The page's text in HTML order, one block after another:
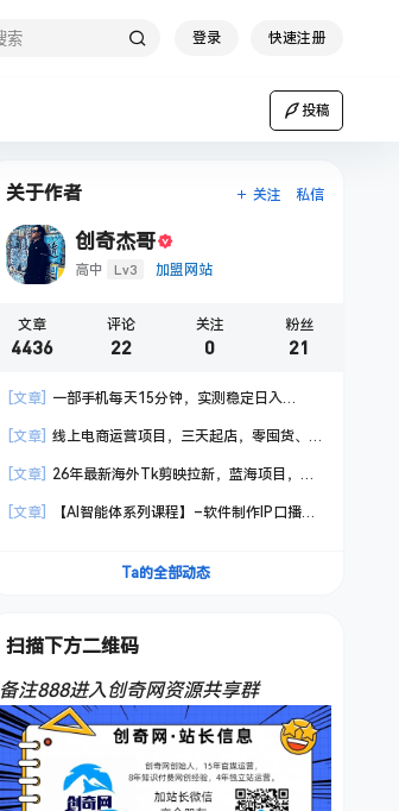
登录 快速注册
投稿
关于作者 关注 私信
创奇杰哥
高中 Lv3 加盟网站
文章
4436
评论
22
关注
0
粉丝
21
[文章]
一部手机每天15分钟，实测稳定日入
[文章]
线上电商运营项目，三天起店，零囤货、
作战规划
[文章]
26年最新海外Tk剪映拉新，蓝海项目，会
[文章]
【AI智能体系列课程】–软件制作IP口播视
频，轻松起号，日入1000+
Ta的全部动态
扫描下方二维码
备注888进入创奇网资源共享群